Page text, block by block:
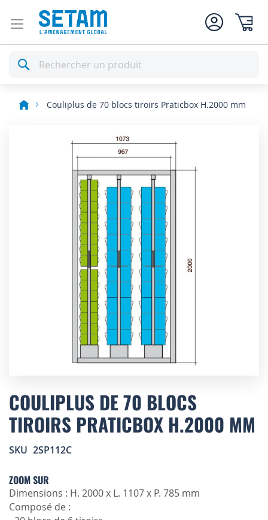
Rechercher
Couliplus de 70 blocs tiroirs Praticbox H.2000 mm
to
the
beginning
images
COULIPLUS DE 70 BLOCS
TIROIRS PRATICBOX H.2000 MM
SKU 2SP112C
ZOOM SUR
Dimensions : H. 2000 x L. 1107 x P. 785 mm
Composé de :